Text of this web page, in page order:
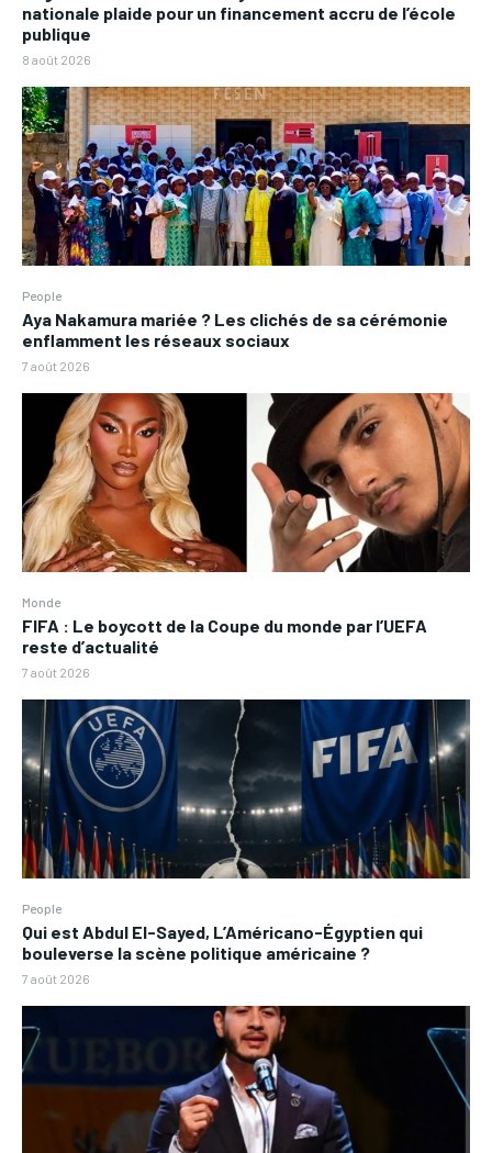
nationale plaide pour un financement accru de l’école
publique
8 août 2026
People
Aya Nakamura mariée ? Les clichés de sa cérémonie
enflamment les réseaux sociaux
7 août 2026
Monde
FIFA : Le boycott de la Coupe du monde par l’UEFA
reste d’actualité
7 août 2026
People
Qui est Abdul El-Sayed, L’Américano-Égyptien qui
bouleverse la scène politique américaine ?
7 août 2026